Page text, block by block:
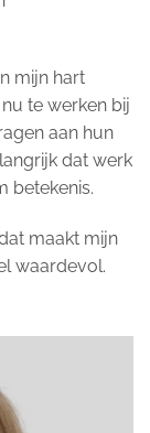
mijn hart
te werken bij
aan hun
dat werk
betekenis.
maakt mijn
waardevol.